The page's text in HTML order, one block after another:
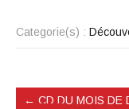
Categorie(s) :
← CD DU MOIS DE